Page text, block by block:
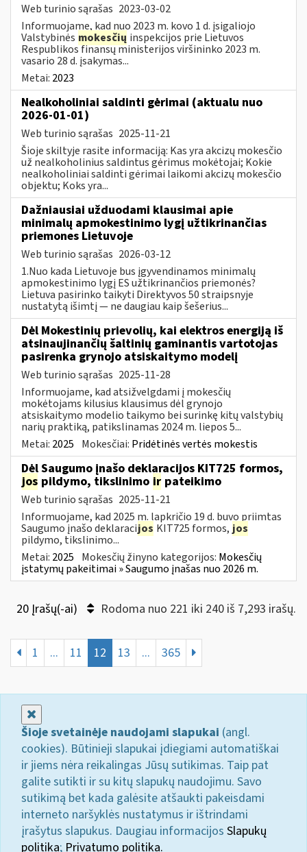
Web turinio sąrašas 2023-03-02
Informuojame, kad nuo 2023 m. kovo 1 d. įsigaliojo
Valstybinės mokesčių inspekcijos prie Lietuvos
Respublikos finansų ministerijos viršininko 2023 m.
vasario 28 d. įsakymas...
Metai: 2023
Nealkoholiniai saldinti gėrimai (aktualu nuo
2026-01-01)
Web turinio sąrašas 2025-11-21
Šioje skiltyje rasite informaciją: Kas yra akcizų mokesčio
už nealkoholinius saldintus gėrimus mokėtojai; Kokie
nealkoholiniai saldinti gėrimai laikomi akcizų mokesčio
objektu; Koks yra...
Dažniausiai užduodami klausimai apie
minimalų apmokestinimo lygį užtikrinančias
priemones Lietuvoje
Web turinio sąrašas 2026-03-12
1.Nuo kada Lietuvoje bus įgyvendinamos minimalų
apmokestinimo lygį ES užtikrinančios priemonės?
Lietuva pasirinko taikyti Direktyvos 50 straipsnyje
nustatytą išimtį — ne daugiau kaip šešerius...
Dėl Mokestinių prievolių, kai elektros energiją iš
atsinaujinančių šaltinių gaminantis vartotojas
pasirenka grynojo atsiskaitymo modelį
Web turinio sąrašas 2025-11-28
Informuojame, kad atsižvelgdami į mokesčių
mokėtojams kilusius klausimus dėl grynojo
atsiskaitymo modelio taikymo bei surinkę kitų valstybių
narių praktiką, patikslinamas 2024 m. liepos 5...
Metai: 2025 Mokesčiai: Pridėtinės vertės mokestis
Dėl Saugumo įnašo deklaracijos KIT725 formos,
jos pildymo, tikslinimo ir pateikimo
Web turinio sąrašas 2025-11-21
Informuojame, kad 2025 m. lapkričio 19 d. buvo priimtas
Saugumo įnašo deklaracijos KIT725 formos, jos
pildymo, tikslinimo...
Metai: 2025 Mokesčių žinyno kategorijos: Mokesčių
įstatymų pakeitimai » Saugumo įnašas nuo 2026 m.
20 Įrašų(-ai) Rodoma nuo 221 iki 240 iš 7,293 irašų.
1 ... 11 12 13 ... 365
Šioje svetainėje naudojami slapukai (angl.
cookies). Būtinieji slapukai įdiegiami automatiškai
ir jiems nėra reikalingas Jūsų sutikimas. Taip pat
galite sutikti ir su kitų slapukų naudojimu. Savo
sutikimą bet kada galėsite atšaukti pakeisdami
interneto naršyklės nustatymus ir ištrindami
įrašytus slapukus. Daugiau informacijos Slapukų
politika; Privatumo politika.